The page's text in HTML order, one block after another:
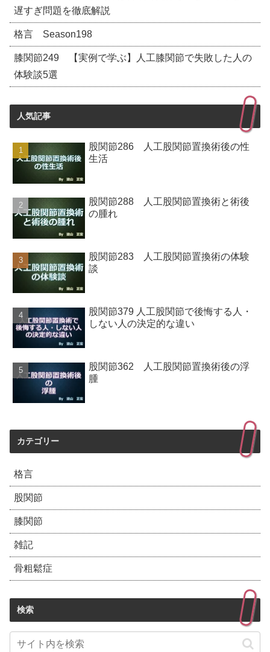
遅すぎ問題を徹底解説
格言 Season198
膝関節249 【実例で学ぶ】人工膝関節で失敗した人の
体験談5選
人気記事
股関節286 人工股関節置換術後の性
生活
股関節288 人工股関節置換術と術後
の腫れ
股関節283 人工股関節置換術の体験
談
股関節379 人工股関節で後悔する人・
しない人の決定的な違い
股関節362 人工股関節置換術後の浮
腫
カテゴリー
格言
股関節
膝関節
雑記
骨粗鬆症
検索